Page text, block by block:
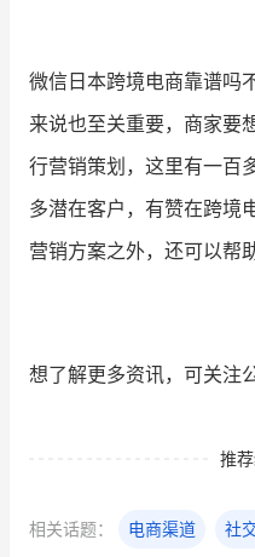
微信日本跨境电商靠谱吗
来说也至关重要，商家要
行营销策划，这里有一百
多潜在客户，有赞在跨境
营销方案之外，还可以帮
想了解更多资讯，可关注
推
相关话题： 电商渠道 社